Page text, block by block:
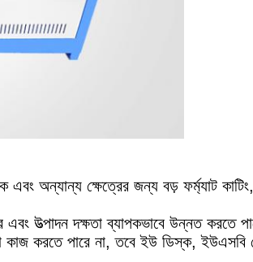
অন্যান্য ক্ষেত্রের জন্য বড় ফর্ম্যাট কাটিং,
উত্পাদন দক্ষতা ব্যাপকভাবে উন্নত করতে
করতে পারে না, তবে ইউ ডিস্ক, ইউএসবি